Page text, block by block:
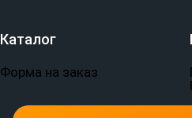
Каталог
Форма на заказ